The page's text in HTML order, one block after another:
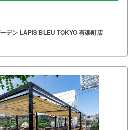
デン LAPIS BLEU TOKYO 有楽町店